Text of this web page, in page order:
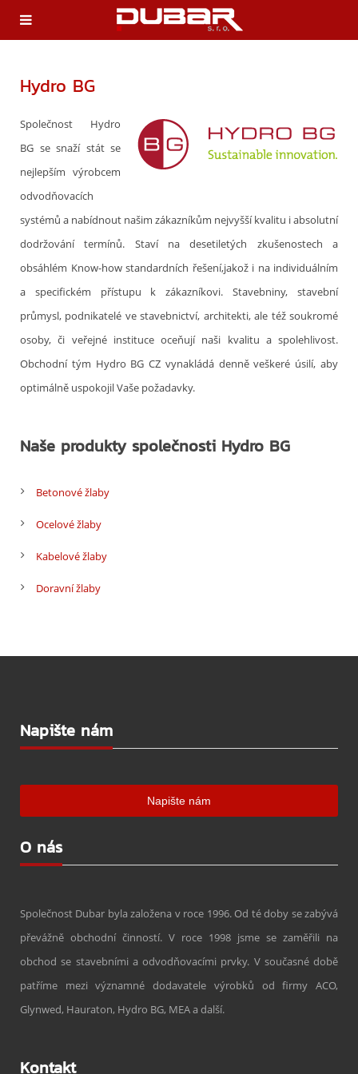
Hydro BG
Společnost Hydro
BG se snaží stát se
nejlepším výrobcem
odvodňovacích
systémů a nabídnout našim zákazníkům nejvyšší kvalitu i absolutní
dodržování termínů. Staví na desetiletých zkušenostech a
obsáhlém Know-how standardních řešení,jakož i na individuálním
a specifickém přístupu k zákazníkovi. Stavebniny, stavební
průmysl, podnikatelé ve stavebnictví, architekti, ale též soukromé
osoby, či veřejné instituce oceňují naši kvalitu a spolehlivost.
Obchodní tým Hydro BG CZ vynakládá denně veškeré úsilí, aby
optimálně uspokojil Vaše požadavky.
Naše produkty společnosti Hydro BG
Betonové žlaby
Ocelové žlaby
Kabelové žlaby
Doravní žlaby
Napište nám
O nás
Společnost Dubar byla založena v roce 1996. Od té doby se zabývá
převážně obchodní činností. V roce 1998 jsme se zaměřili na
obchod se stavebními a odvodňovacími prvky. V současné době
patříme mezi významné dodavatele výrobků od firmy ACO,
Glynwed, Hauraton, Hydro BG, MEA a další.
Kontakt